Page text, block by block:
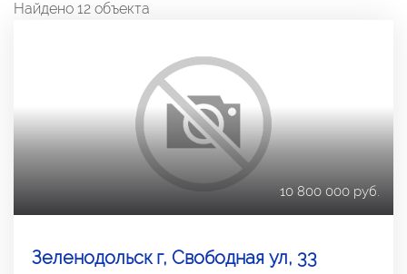
Найдено 12 объекта
10 800 000 руб.
Зеленодольск г, Свободная ул, 33